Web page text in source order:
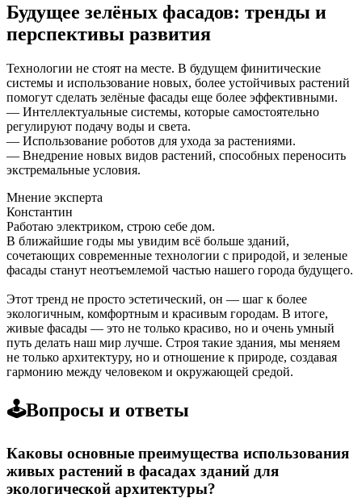
Будущее зелёных фасадов: тренды и
перспективы развития
Технологии не стоят на месте. В будущем финитические
системы и использование новых, более устойчивых растений
помогут сделать зелёные фасады еще более эффективными.
— Интеллектуальные системы, которые самостоятельно
регулируют подачу воды и света.
— Использование роботов для ухода за растениями.
— Внедрение новых видов растений, способных переносить
экстремальные условия.
Мнение эксперта
Константин
Работаю электриком, строю себе дом.
В ближайшие годы мы увидим всё больше зданий,
сочетающих современные технологии с природой, и зеленые
фасады станут неотъемлемой частью нашего города будущего.
Этот тренд не просто эстетический, он — шаг к более
экологичным, комфортным и красивым городам. В итоге,
живые фасады — это не только красиво, но и очень умный
путь делать наш мир лучше. Строя такие здания, мы меняем
не только архитектуру, но и отношение к природе, создавая
гармонию между человеком и окружающей средой.
🕹️Вопросы и ответы
Каковы основные преимущества использования
живых растений в фасадах зданий для
экологической архитектуры?